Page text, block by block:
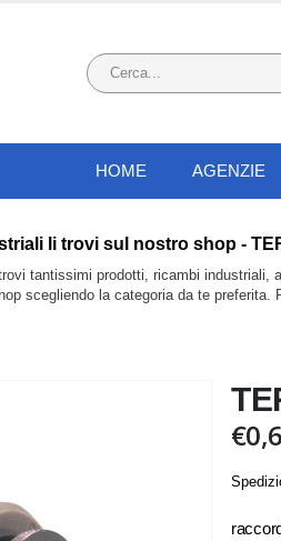
HOME AGENZIE
li trovi sul nostro shop -
tantissimi prodotti, ricambi
scegliendo la categoria da te
€